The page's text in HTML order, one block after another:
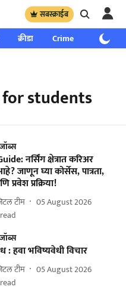
सबस्क्राईब
क्रीडा Crime साप्ताहिक
students
नर्सिंग क्षेत्रात करिअर
जाणून घ्या कोर्सेस, पात्रता,
प्रवेश प्रक्रिया!
टीम
05 August 2026
: हवा भविष्यवेधी विचार
टीम
05 August 2026